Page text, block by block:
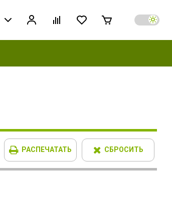
РАСПЕЧАТАТЬ СБРОСИТЬ